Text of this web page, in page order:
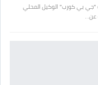
2024، أعلنت شركة "جي بي كورب" الوكيل المحلي
عن…